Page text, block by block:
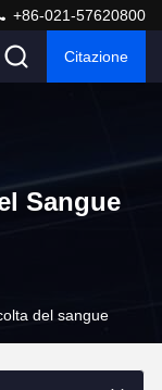
+86-021-57620800
Citazione
Sangue
del sangue